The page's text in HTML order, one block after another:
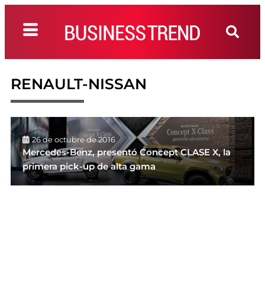
RENAULT-NISSAN
26 de octubre de 2016
Mercedes-Benz, presentó Concept CLASE X, la
primera pick-up de alta gama